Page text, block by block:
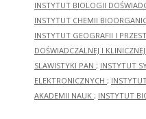
INSTYTUT BIOLOGII
INSTYTUT CHEMII
INSTYTUT GEOGRAFII I
DOŚWIADCZALNEJ I
SLAWISTYKI PAN ; INSTYTUT
ELEKTRONICZNYCH ;
AKADEMII NAUK ; INSTYTUT